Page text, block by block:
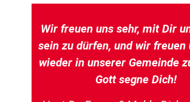
Wir freuen uns sehr, mit Dir
sein zu dürfen, und wir freuen
wieder in unserer Gemeinde
Gott segne Dich!